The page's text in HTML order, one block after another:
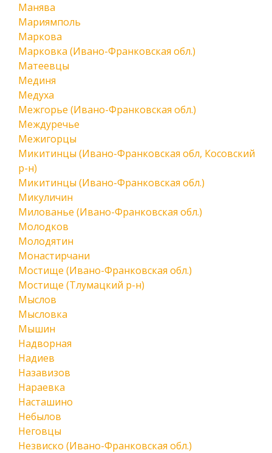
Манява
Мариямполь
Маркова
Марковка (Ивано-Франковская обл.)
Матеевцы
Мединя
Медуха
Межгорье (Ивано-Франковская обл.)
Междуречье
Межигорцы
Микитинцы (Ивано-Франковская обл, Косовский
р-н)
Микитинцы (Ивано-Франковская обл.)
Микуличин
Милованье (Ивано-Франковская обл.)
Молодков
Молодятин
Монастирчани
Мостище (Ивано-Франковская обл.)
Мостище (Тлумацкий р-н)
Мыслов
Мысловка
Мышин
Надворная
Надиев
Назавизов
Нараевка
Насташино
Небылов
Неговцы
Незвиско (Ивано-Франковская обл.)